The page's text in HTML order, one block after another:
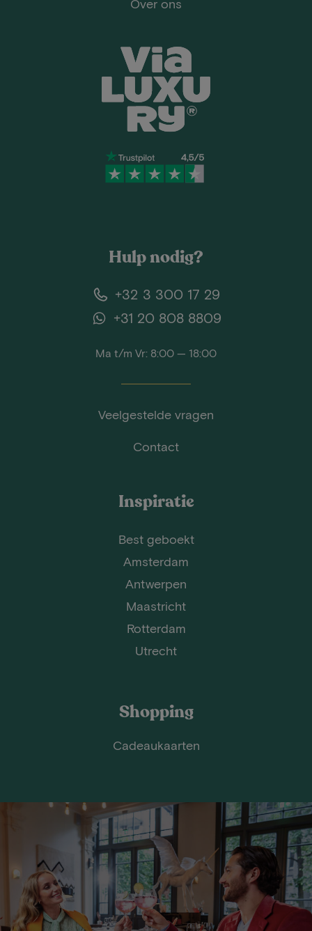
Over ons
Hulp nodig?
+32 3 300 17 29
+31 20 808 8809
Ma t/m Vr: 8:00 — 18:00
Veelgestelde vragen
Contact
Inspiratie
Best geboekt
Amsterdam
Antwerpen
Maastricht
Rotterdam
Utrecht
Shopping
Cadeaukaarten